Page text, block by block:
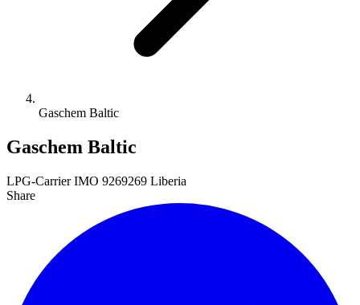
Gaschem Baltic
Gaschem Baltic
LPG-Carrier IMO 9269269 Liberia
Share